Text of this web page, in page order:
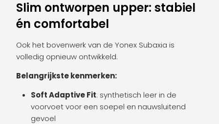
Slim ontworpen upper: stabiel
én comfortabel
Ook het bovenwerk van de Yonex Subaxia is
volledig opnieuw ontwikkeld.
Belangrijkste kenmerken:
Soft Adaptive Fit: synthetisch leer in de
voorvoet voor een soepel en nauwsluitend
gevoel